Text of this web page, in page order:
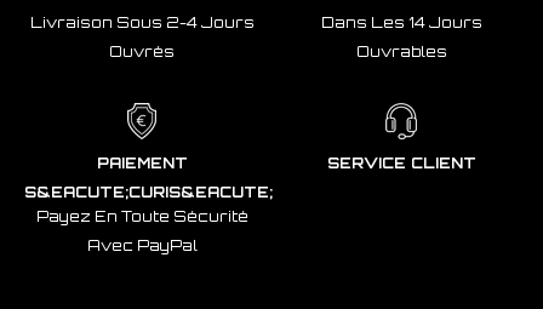
Livraison Sous 2-4 Jours
Ouvrés
Dans Les 14 Jours
Ouvrables
PAIEMENT
S&EACUTE;CURIS&EACUTE;
Payez En Toute Sécurité
Avec PayPal
SERVICE CLIENT